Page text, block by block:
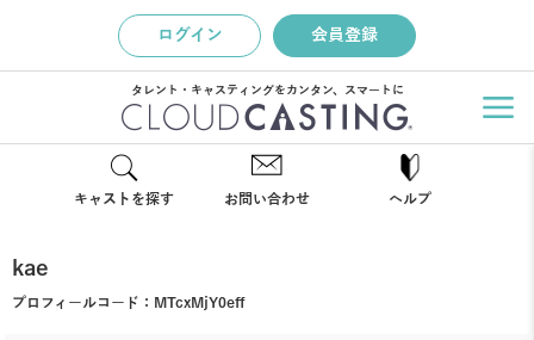
ログイン 会員登録
タレント・キャスティングをカンタン、スマートに
キャストを探す お問い合わせ ヘルプ
kae
プロフィールコード： MTcxMjY0eff